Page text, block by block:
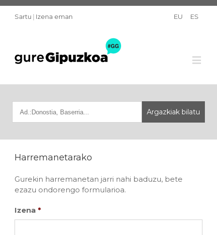
Sartu | Izena eman EU ES
Harremanetarako
Gurekin harremanetan jarri nahi baduzu, bete
ezazu ondorengo formularioa.
Izena *